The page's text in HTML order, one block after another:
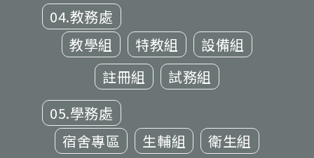
04.教務處
教學組
特教組
設備組
註冊組
試務組
05.學務處
宿舍專區
生輔組
衛生組